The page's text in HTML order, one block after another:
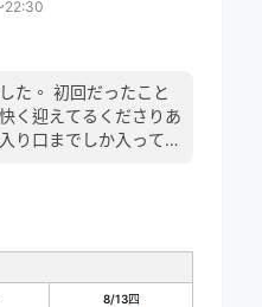
22:30
た。 初回だったこと
く迎えてるくださりあ
り口までしか入ってい
8/13四